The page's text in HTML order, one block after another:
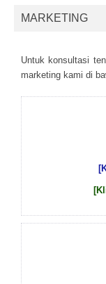
MARKETING
Untuk kоnsultаsі
mаrkеtіng kаmі dі